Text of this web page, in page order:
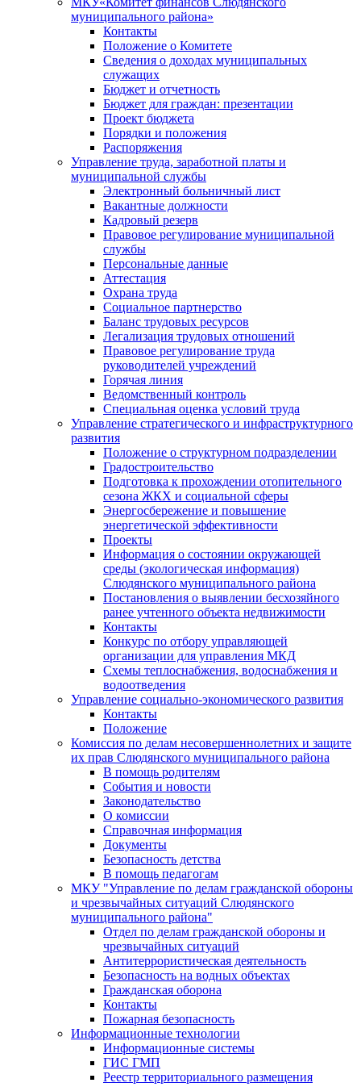
муниципального района»
Контакты
Положение о Комитете
Сведения о доходах муниципальных
служащих
Бюджет и отчетность
Бюджет для граждан: презентации
Проект бюджета
Порядки и положения
Распоряжения
Управление труда, заработной платы и
муниципальной службы
Электронный больничный лист
Вакантные должности
Кадровый резерв
Правовое регулирование муниципальной
службы
Персональные данные
Аттестация
Охрана труда
Социальное партнерство
Баланс трудовых ресурсов
Легализация трудовых отношений
Правовое регулирование труда
руководителей учреждений
Горячая линия
Ведомственный контроль
Специальная оценка условий труда
Управление стратегического и инфраструктурного
развития
Положение о структурном подразделении
Градостроительство
Подготовка к прохождении отопительного
сезона ЖКХ и социальной сферы
Энергосбережение и повышение
энергетической эффективности
Проекты
Информация о состоянии окружающей
среды (экологическая информация)
Слюдянского муниципального района
Постановления о выявлении бесхозяйного
ранее учтенного объекта недвижимости
Контакты
Конкурс по отбору управляющей
организации для управления МКД
Схемы теплоснабжения, водоснабжения и
водоотведения
Управление социально-экономического развития
Контакты
Положение
Комиссия по делам несовершеннолетних и защите
их прав Слюдянского муниципального района
В помощь родителям
События и новости
Законодательство
О комиссии
Справочная информация
Документы
Безопасность детства
В помощь педагогам
МКУ "Управление по делам гражданской обороны
и чрезвычайных ситуаций Слюдянского
муниципального района"
Отдел по делам гражданской обороны и
чрезвычайных ситуаций
Антитеррористическая деятельность
Безопасность на водных объектах
Гражданская оборона
Контакты
Пожарная безопасность
Информационные технологии
Информационные системы
ГИС ГМП
Реестр территориального размещения